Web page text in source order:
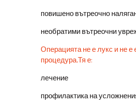
повишено вътреочно
необратими вътреочни
Операцията не е лукс и не е
процедура.Тя е:
лечение
профилактика на